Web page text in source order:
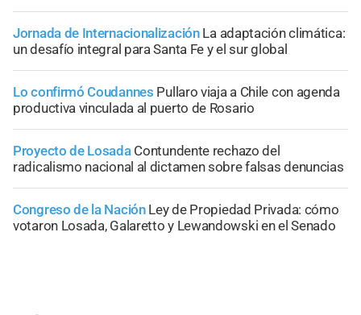
Jornada de Internacionalización La adaptación climática:
un desafío integral para Santa Fe y el sur global
Lo confirmó Coudannes Pullaro viaja a Chile con agenda
productiva vinculada al puerto de Rosario
Proyecto de Losada Contundente rechazo del
radicalismo nacional al dictamen sobre falsas denuncias
Congreso de la Nación Ley de Propiedad Privada: cómo
votaron Losada, Galaretto y Lewandowski en el Senado